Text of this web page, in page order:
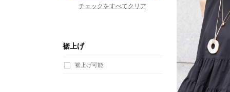
チェックをすべてクリア
裾上げ
裾上げ可能